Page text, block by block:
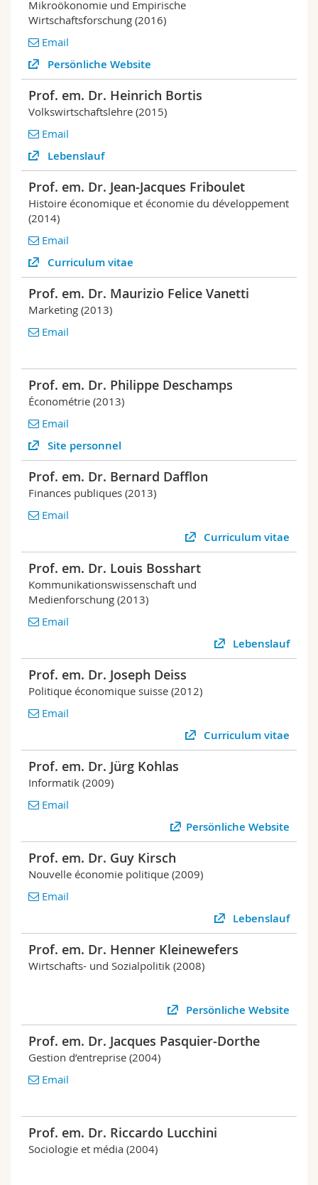
Mikroökonomie und Empirische
Wirtschaftsforschung (2016)
Email
Persönliche Website
Prof. em. Dr. Heinrich Bortis
Volkswirtschaftslehre (2015)
Email
Lebenslauf
Prof. em. Dr. Jean-Jacques Friboulet
Histoire économique et économie du développement
(2014)
Email
Curriculum vitae
Prof. em. Dr. Maurizio Felice Vanetti
Marketing (2013)
Email
Prof. em. Dr. Philippe Deschamps
Économétrie (2013)
Email
Site personnel
Prof. em. Dr. Bernard Dafflon
Finances publiques (2013)
Email
Curriculum vitae
Prof. em. Dr. Louis Bosshart
Kommunikationswissenschaft und
Medienforschung (2013)
Email
Lebenslauf
Prof. em. Dr. Joseph Deiss
Politique économique suisse (2012)
Email
Curriculum vitae
Prof. em. Dr. Jürg Kohlas
Informatik (2009)
Email
Persönliche Website
Prof. em. Dr. Guy Kirsch
Nouvelle économie politique (2009)
Email
Lebenslauf
Prof. em. Dr. Henner Kleinewefers
Wirtschafts- und Sozialpolitik (2008)
Persönliche Website
Prof. em. Dr. Jacques Pasquier-Dorthe
Gestion d’entreprise (2004)
Email
Prof. em. Dr. Riccardo Lucchini
Sociologie et média (2004)